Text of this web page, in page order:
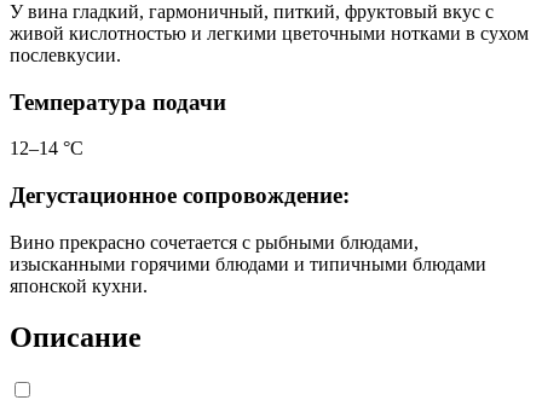
У вина гладкий, гармоничный, питкий, фруктовый вкус с
живой кислотностью и легкими цветочными нотками в сухом
послевкусии.
Температура подачи
12–14 °С
Дегустационное сопровождение:
Вино прекрасно сочетается с рыбными блюдами,
изысканными горячими блюдами и типичными блюдами
японской кухни.
Описание